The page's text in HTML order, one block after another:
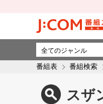
番組表 番組検索
スザ